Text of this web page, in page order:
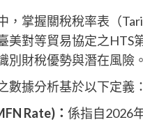
，掌握關稅稅率表（
美對等貿易協定之HTS
別財稅優勢與潛在風險。
數據分析基於以下定義：
Rate)： 係指自2026